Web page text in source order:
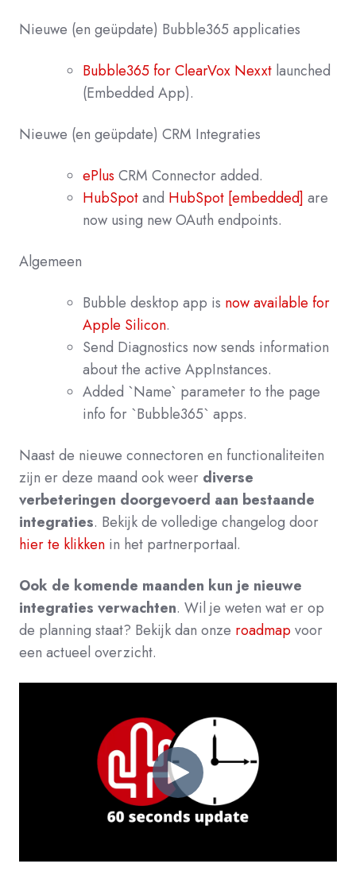
Nieuwe (en geüpdate) Bubble365 applicaties
Bubble365 for ClearVox Nexxt launched
(Embedded App).
Nieuwe (en geüpdate) CRM Integraties
ePlus CRM Connector added.
HubSpotand HubSpot [embedded] are
now using new OAuth endpoints.
Algemeen
Bubble desktop app is now available for
Apple Silicon.
Send Diagnostics now sends information
about the active AppInstances.
Added `Name` parameter to the page
info for `Bubble365` apps.
Naast de nieuwe connectoren en functionaliteiten
zijn er deze maand ook weer diverse
verbeteringen doorgevoerd aan bestaande
integraties. Bekijk de volledige changelog door
hier te klikken in het partnerportaal.
Ook de komende maanden kun je nieuwe
integraties verwachten. Wil je weten wat er op
de planning staat? Bekijk dan onze roadmapvoor
een actueel overzicht.